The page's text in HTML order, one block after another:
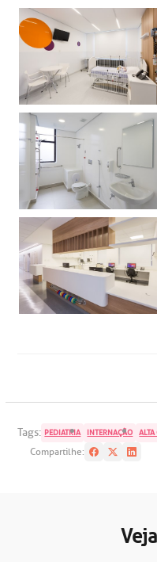
Endereço:
R. Colômbia, 332
CEP: 01438-000 | Jardim
São Paulo - SP
e perdidos
Tags: PEDIATRIA INTERNAÇÃO
Compartilhe: